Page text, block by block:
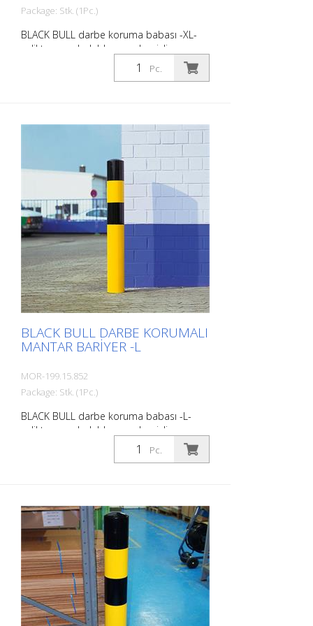
Package: Stk. (1Pc.)
BLACK BULL darbe koruma babası -XL-
çelikten, sıcak daldırma galvanizli ve
siyah/sarı kaplamalı, dübel için, 194/1200
mm, et kalınlığı: 4,5 mm. The BLACK BULL
envanteri, trafik yollarını ve çalışma
alanlarını güvence altına alır. Darbe
koruma babaları makineleri, direkleri,
destekleri, sütunları, rafları, (silindir)
kapıları, yükleme rampalarını vb. korur.
Yüzey işleme : Sıcak daldırma galvanizli ve
kaplamalı Çok ağır yükler için. Kritik
uygulama alanları için önerilir: Kamyon ve
forklift trafiği, araba yolları, bina köşeleri.
Pc.
BLACK BULL DARBE KORUMALI
MANTAR BARIYER -L
MOR-199.15.852
Package: Stk. (1Pc.)
BLACK BULL darbe koruma babası -L-
çelikten, sıcak daldırma galvanizli ve
siyah/sarı kaplamalı, betona yerleştirmek
için, 159/1600 mm, et kalınlığı: 4,5 mm The
şekilde önler, envanteri, trafik yollarını ve
çalışma alanlarını güvence altına alır.
Darbe koruma babaları makineleri,
direkleri, destekleri, sütunları, rafları,
(silindir) kapıları, yükleme rampalarını vb.
korur. Yüzey işleme : Sıcak daldırma
galvanizli ve kaplamalı Ağır yükler için. Kritik
uygulama alanları için önerilir: Kamyon ve
Pc.